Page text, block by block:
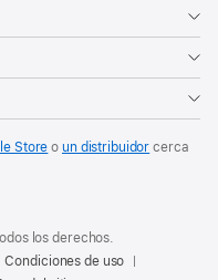
Store oun distribuidor cerca
los derechos.
Condiciones de uso